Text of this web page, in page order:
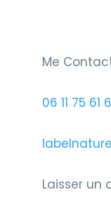
Me
06 11 75 61
Laisser un